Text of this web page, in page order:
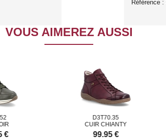
Référence :
VOUS AIMEREZ AUSSI
D3T70.35
CUIR CHIANTY
99.95 €